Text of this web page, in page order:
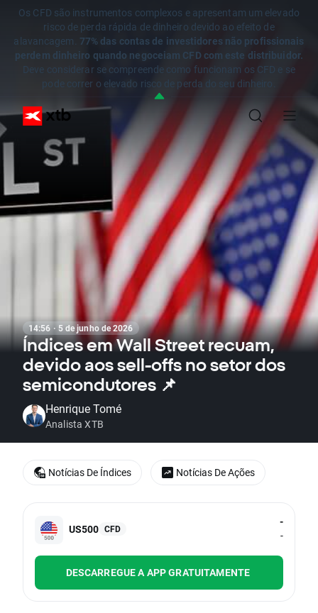
Os CFD são instrumentos complexos e apresentam um elevado
risco de perda rápida de dinheiro devido ao efeito de
alavancagem. 77% das contas de investidores não profissionais
perdem dinheiro quando negoceiam CFD com este distribuidor.
Deve considerar se compreende como funcionam os CFD e se
pode correr o elevado risco de perda do seu dinheiro.
14:56 · 5 de junho de 2026
Índices em Wall Street recuam,
devido aos sell-offs no setor dos
semicondutores 📌
Henrique Tomé
Analista XTB
US500 CFD
-
-
DESCARREGUE A APP GRATUITAMENTE
Notícias De Índices Notícias De Ações